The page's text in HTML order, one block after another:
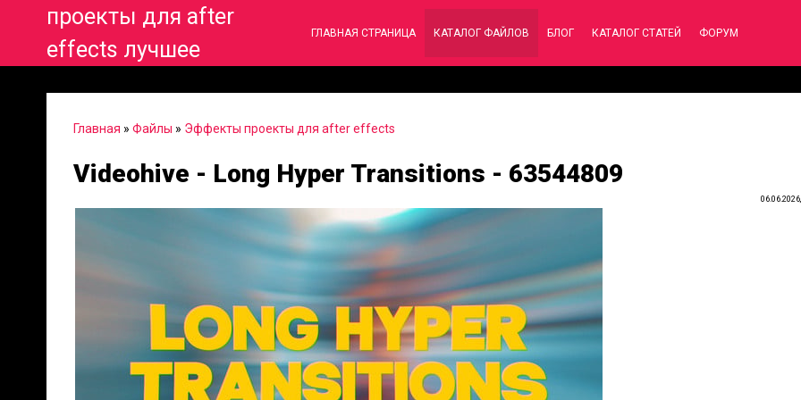
проекты для after
effects лучшее
ГЛАВНАЯ СТРАНИЦА КАТАЛОГ ФАЙЛОВ БЛОГ КАТАЛОГ СТАТЕЙ ФОРУМ
Главная » Файлы » Эффекты проекты для after effects
Videohive - Long Hyper Transitions - 63544809